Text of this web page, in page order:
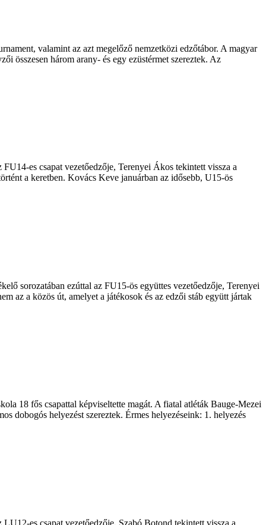
valamint az azt megelőző nemzetközi edzőtábor. A magyar
összesen három arany- és egy ezüstérmet szereztek. Az
es csapat vezetőedzője, Terenyei Ákos tekintett vissza a
a keretben. Kovács Keve januárban az idősebb, U15-ös
sorozatában ezúttal az FU15-ös együttes vezetőedzője, Terenyei
az a közös út, amelyet a játékosok és az edzői stáb együtt jártak
18 fős csapattal képviseltette magát. A fiatal atléták Bauge-Mezei
dobogós helyezést szereztek. Érmes helyezéseink: 1. helyezés
es csapat vezetőedzője, Szabó Botond tekintett vissza a